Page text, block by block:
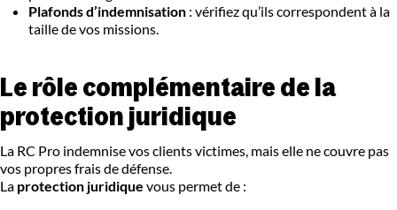
Plafonds d’indemnisation : vérifiez qu’ils correspondent à la
taille de vos missions.
Le rôle complémentaire de la
protection juridique
La RC Pro indemnise vos clients victimes, mais elle ne couvre pas
vos propres frais de défense.
La protection juridique vous permet de :